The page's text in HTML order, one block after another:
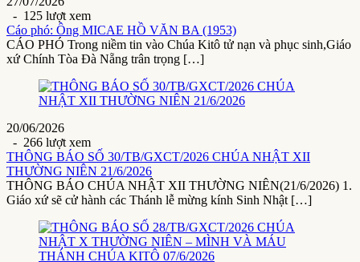
- 125 lượt xem
Cáo phó: Ông MICAE HỒ VĂN BA (1953)
CÁO PHÓ Trong niềm tin vào Chúa Kitô tử nạn và phục sinh,Giáo
xứ Chính Tòa Đà Nẵng trân trọng […]
20/06/2026
- 266 lượt xem
THÔNG BÁO SỐ 30/TB/GXCT/2026 CHÚA NHẬT XII
THƯỜNG NIÊN 21/6/2026
THÔNG BÁO CHÚA NHẬT XII THƯỜNG NIÊN(21/6/2026) 1.
Giáo xứ sẽ cử hành các Thánh lễ mừng kính Sinh Nhật […]